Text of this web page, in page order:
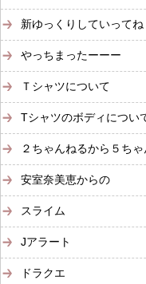
新ゆっくりしていってね
やっちまったーーー
Ｔシャツについて
Tシャツのボディについ
２ちゃんねるから５ち
安室奈美恵からの
スライム
Jアラート
ドラクエ